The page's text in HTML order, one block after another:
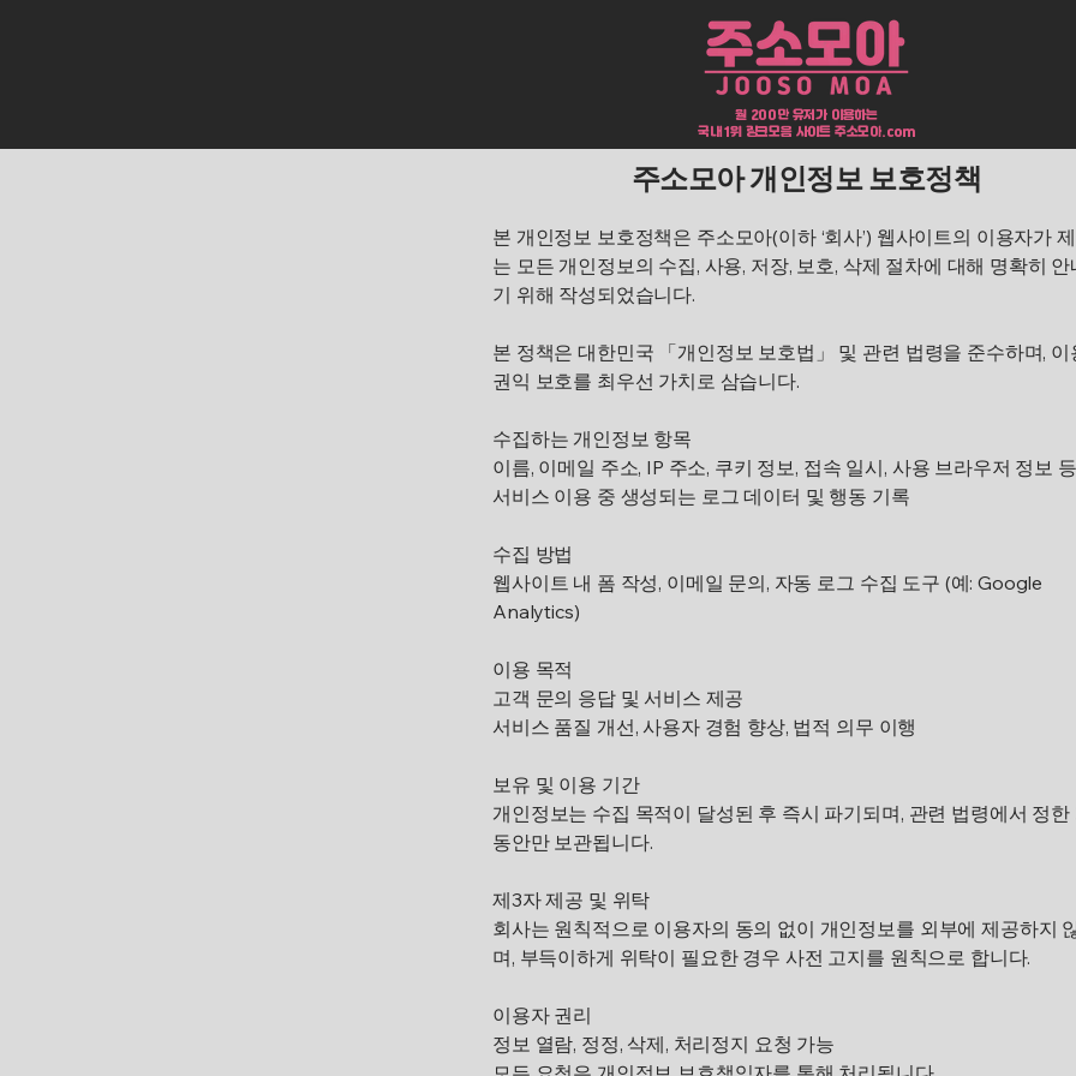
​월 200만 유저가 이용하는
국내 1위 링크모음 사이트 주소모아.com
주소모아 개인정보 보호정책
본 개인정보 보호정책은 주소모아(이하 ‘회사’) 웹사이트의 이용자가
는 모든 개인정보의 수집, 사용, 저장, 보호, 삭제 절차에 대해 명확히 안
기 위해 작성되었습니다.
본 정책은 대한민국 「개인정보 보호법」 및 관련 법령을 준수하며, 이
권익 보호를 최우선 가치로 삼습니다.
수집하는 개인정보 항목
이름, 이메일 주소, IP 주소, 쿠키 정보, 접속 일시, 사용 브라우저 정보 등
서비스 이용 중 생성되는 로그 데이터 및 행동 기록
수집 방법
웹사이트 내 폼 작성, 이메일 문의, 자동 로그 수집 도구 (예: Google
Analytics)
이용 목적
고객 문의 응답 및 서비스 제공
서비스 품질 개선, 사용자 경험 향상, 법적 의무 이행
보유 및 이용 기간
개인정보는 수집 목적이 달성된 후 즉시 파기되며, 관련 법령에서 정한
동안만 보관됩니다.
제3자 제공 및 위탁
회사는 원칙적으로 이용자의 동의 없이 개인정보를 외부에 제공하지
며, 부득이하게 위탁이 필요한 경우 사전 고지를 원칙으로 합니다.
이용자 권리
정보 열람, 정정, 삭제, 처리정지 요청 가능